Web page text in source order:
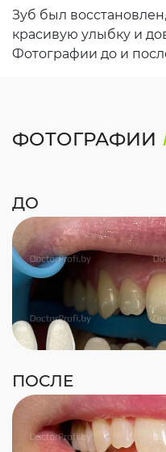
Зуб был
красивую улыбку и
Фотографии до и
ФОТОГРАФИИ
ДО
ПОСЛЕ